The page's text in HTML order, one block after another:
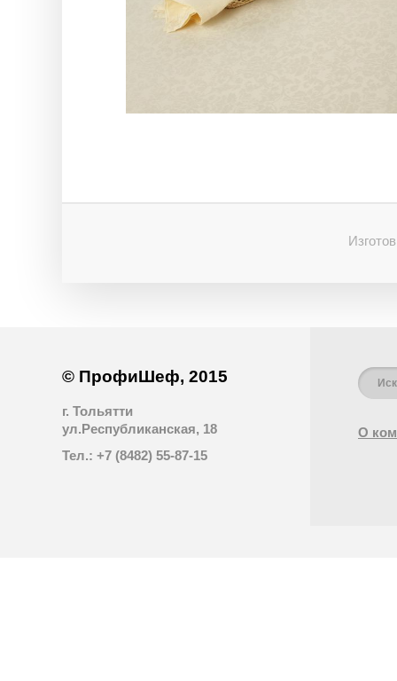
© ПрофиШеф, 2015
г. Тольятти
ул.Республиканская, 18
Тел.: +7 (8482) 55-87-15
О